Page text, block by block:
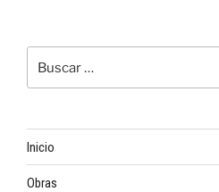
por:
Inicio
Obras